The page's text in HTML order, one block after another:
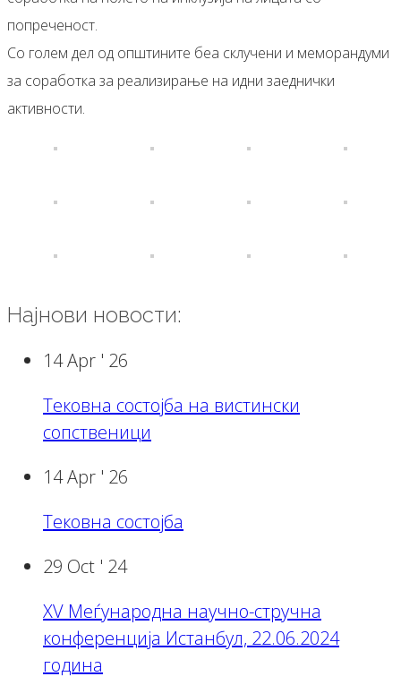
попреченост.
Со голем дел од општините беа склучени и меморандуми
за соработка за реализирање на идни заеднички
активности.
Најнови новости:
14 Apr ' 26
Тековна состојба на вистински
сопственици
14 Apr ' 26
Тековна состојба
29 Oct ' 24
XV Меѓународна научно-стручна
конференција Истанбул, 22.06.2024
година